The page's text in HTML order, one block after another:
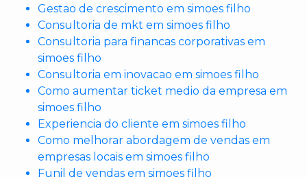
Gestao de crescimento em simoes filho
Consultoria de mkt em simoes filho
Consultoria para financas corporativas em
simoes filho
Consultoria em inovacao em simoes filho
Como aumentar ticket medio da empresa em
simoes filho
Experiencia do cliente em simoes filho
Como melhorar abordagem de vendas em
empresas locais em simoes filho
Funil de vendas em simoes filho